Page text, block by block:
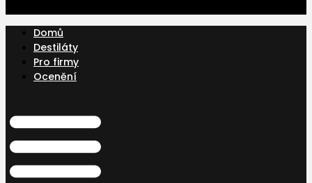
Domů
Destiláty
Pro firmy
Ocenění